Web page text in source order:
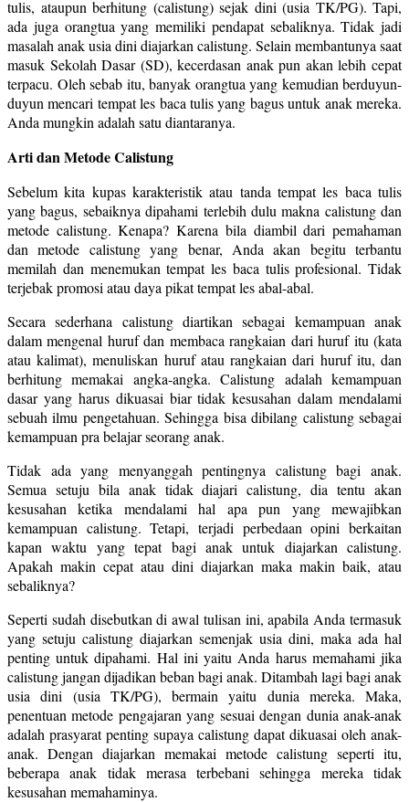
tulis, ataupun berhitung (calistung) sejak dini (usia TK/PG). Tapi,
ada juga orangtua yang memiliki pendapat sebaliknya. Tidak jadi
masalah anak usia dini diajarkan calistung. Selain membantunya saat
masuk Sekolah Dasar (SD), kecerdasan anak pun akan lebih cepat
terpacu. Oleh sebab itu, banyak orangtua yang kemudian berduyun-
duyun mencari tempat les baca tulis yang bagus untuk anak mereka.
Anda mungkin adalah satu diantaranya.
Arti dan Metode Calistung
Sebelum kita kupas karakteristik atau tanda tempat les baca tulis
yang bagus, sebaiknya dipahami terlebih dulu makna calistung dan
metode calistung. Kenapa? Karena bila diambil dari pemahaman
dan metode calistung yang benar, Anda akan begitu terbantu
memilah dan menemukan tempat les baca tulis profesional. Tidak
terjebak promosi atau daya pikat tempat les abal-abal.
Secara sederhana calistung diartikan sebagai kemampuan anak
dalam mengenal huruf dan membaca rangkaian dari huruf itu (kata
atau kalimat), menuliskan huruf atau rangkaian dari huruf itu, dan
berhitung memakai angka-angka. Calistung adalah kemampuan
dasar yang harus dikuasai biar tidak kesusahan dalam mendalami
sebuah ilmu pengetahuan. Sehingga bisa dibilang calistung sebagai
kemampuan pra belajar seorang anak.
Tidak ada yang menyanggah pentingnya calistung bagi anak.
Semua setuju bila anak tidak diajari calistung, dia tentu akan
kesusahan ketika mendalami hal apa pun yang mewajibkan
kemampuan calistung. Tetapi, terjadi perbedaan opini berkaitan
kapan waktu yang tepat bagi anak untuk diajarkan calistung.
Apakah makin cepat atau dini diajarkan maka makin baik, atau
sebaliknya?
Seperti sudah disebutkan di awal tulisan ini, apabila Anda termasuk
yang setuju calistung diajarkan semenjak usia dini, maka ada hal
penting untuk dipahami. Hal ini yaitu Anda harus memahami jika
calistung jangan dijadikan beban bagi anak. Ditambah lagi bagi anak
usia dini (usia TK/PG), bermain yaitu dunia mereka. Maka,
penentuan metode pengajaran yang sesuai dengan dunia anak-anak
adalah prasyarat penting supaya calistung dapat dikuasai oleh anak-
anak. Dengan diajarkan memakai metode calistung seperti itu,
beberapa anak tidak merasa terbebani sehingga mereka tidak
kesusahan memahaminya.